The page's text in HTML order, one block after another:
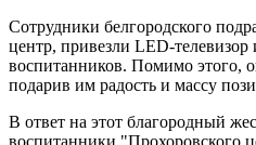
Сотрудники белгородского
центр, привезли LED-телевизор
воспитанников. Помимо этого,
подарив им радость и массу
В ответ на этот благородный
воспитанники "Прохоровского